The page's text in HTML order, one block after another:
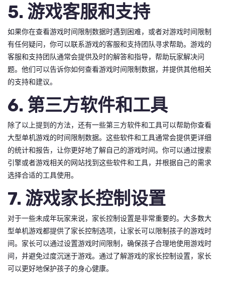
5. 游戏客服和支持
如果你在查看游戏时间限制数据时遇到困难，或者对游戏时间限制
有任何疑问，你可以联系游戏的客服和支持团队寻求帮助。游戏的
客服和支持团队通常会提供及时的解答和指导，帮助玩家解决问
题。他们可以告诉你如何查看游戏时间限制数据，并提供其他相关
的支持和建议。
6. 第三方软件和工具
除了以上提到的方法，还有一些第三方软件和工具可以帮助你查看
大型单机游戏的时间限制数据。这些软件和工具通常会提供更详细
的统计和报告，让你更好地了解自己的游戏时间。你可以通过搜索
引擎或者游戏相关的网站找到这些软件和工具，并根据自己的需求
选择合适的工具使用。
7. 游戏家长控制设置
对于一些未成年玩家来说，家长控制设置是非常重要的。大多数大
型单机游戏都提供了家长控制选项，让家长可以限制孩子的游戏时
间。家长可以通过设置游戏时间限制，确保孩子合理地使用游戏时
间，并避免过度沉迷于游戏。通过了解游戏的家长控制设置，家长
可以更好地保护孩子的身心健康。